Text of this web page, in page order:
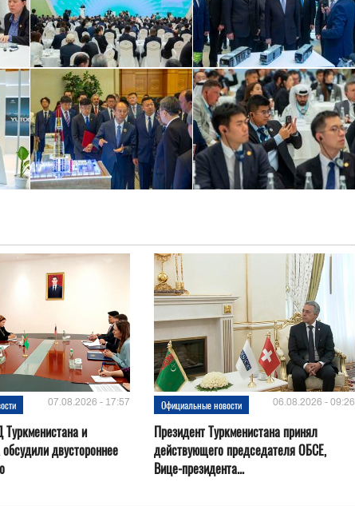
07.08.2026 - 17:57
и
двустороннее
Официальные новости 06.08.2026 - 09:26
Президент Туркменистана принял
действующего председателя ОБСЕ,
Вице-президента...